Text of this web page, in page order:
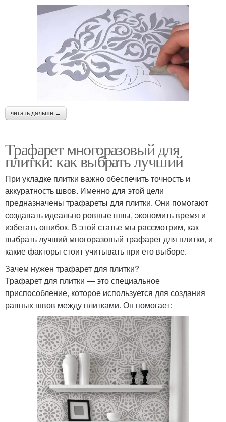
читать дальше →
Трафарет многоразовый для
плитки: как выбрать лучший
При укладке плитки важно обеспечить точность и
аккуратность швов. Именно для этой цели
предназначены трафареты для плитки. Они помогают
создавать идеально ровные швы, экономить время и
избегать ошибок. В этой статье мы рассмотрим, как
выбрать лучший многоразовый трафарет для плитки, и
какие факторы стоит учитывать при его выборе.
Зачем нужен трафарет для плитки?
Трафарет для плитки — это специальное
приспособление, которое используется для создания
равных швов между плитками. Он помогает: